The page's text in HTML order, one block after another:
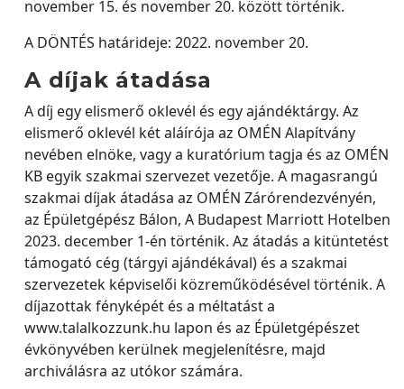
november 15. és november 20. között történik.
A DÖNTÉS határideje: 2022. november 20.
A díjak átadása
A díj egy elismerő oklevél és egy ajándéktárgy. Az
elismerő oklevél két aláírója az OMÉN Alapítvány
nevében elnöke, vagy a kuratórium tagja és az OMÉN
KB egyik szakmai szervezet vezetője. A magasrangú
szakmai díjak átadása az OMÉN Zárórendezvényén,
az Épületgépész Bálon, A Budapest Marriott Hotelben
2023. december 1-én történik. Az átadás a kitüntetést
támogató cég (tárgyi ajándékával) és a szakmai
szervezetek képviselői közreműködésével történik. A
díjazottak fényképét és a méltatást a
www.talalkozzunk.hu lapon és az Épületgépészet
évkönyvében kerülnek megjelenítésre, majd
archiválásra az utókor számára.